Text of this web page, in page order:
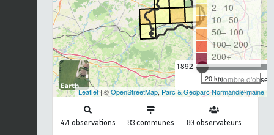
1892
Nombre
2– 10
10– 50
50– 100
100– 200
200+
20 km
Leaflet| ©OpenStreetMap, Parc & Géoparc Normandie-maine
471 observations 83communes 80 observateurs